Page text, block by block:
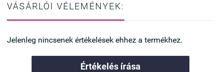
VÁSÁRLÓI VÉLEMÉNYEK:
Jelenleg nincsenek értékelések ehhez a termékhez.
Értékelés írása